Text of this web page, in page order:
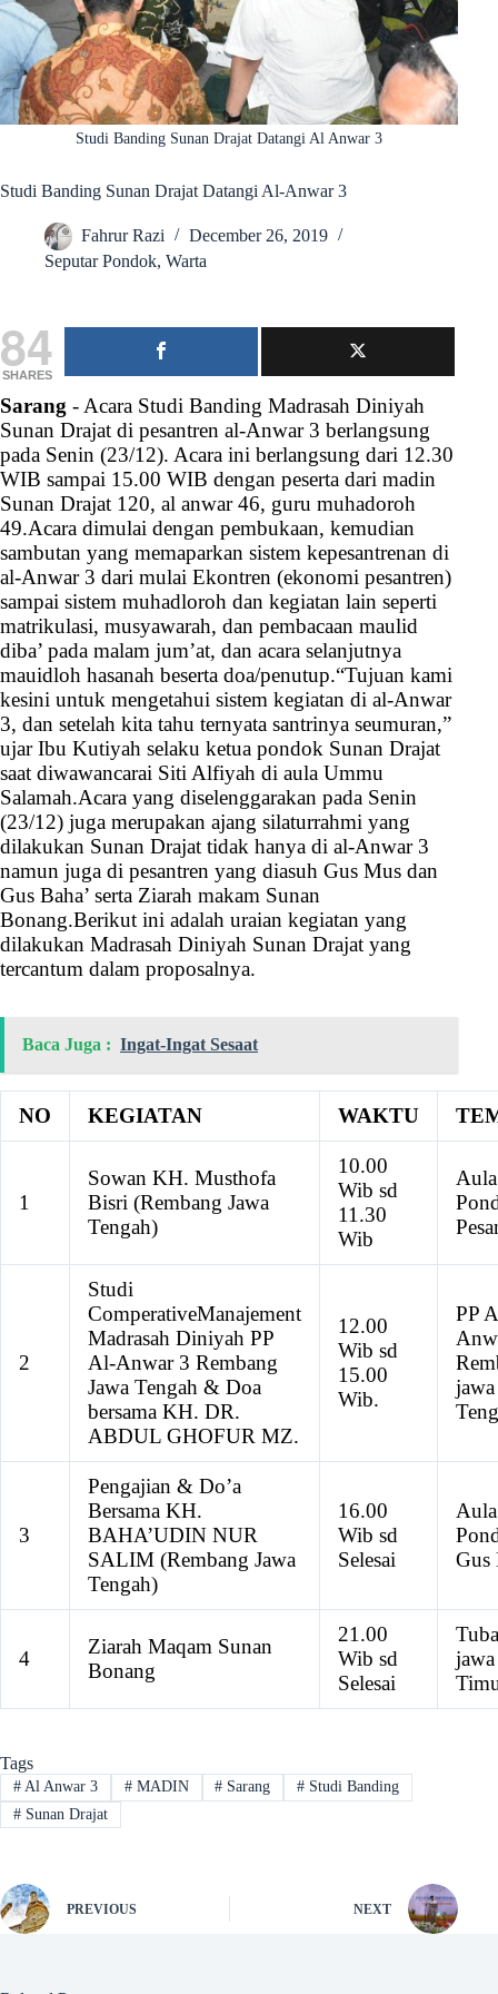
Studi Banding Sunan Drajat Datangi Al Anwar 3
Studi Banding Sunan Drajat Datangi Al-Anwar 3
Fahrur Razi
December 26, 2019
Seputar Pondok, Warta
84
SHARES
Sarang - Acara Studi Banding Madrasah Diniyah
Sunan Drajat di pesantren al-Anwar 3 berlangsung
pada Senin (23/12). Acara ini berlangsung dari 12.30
WIB sampai 15.00 WIB dengan peserta dari madin
Sunan Drajat 120, al anwar 46, guru muhadoroh
49.Acara dimulai dengan pembukaan, kemudian
sambutan yang memaparkan sistem kepesantrenan di
al-Anwar 3 dari mulai Ekontren (ekonomi pesantren)
sampai sistem muhadloroh dan kegiatan lain seperti
matrikulasi, musyawarah, dan pembacaan maulid
diba’ pada malam jum’at, dan acara selanjutnya
mauidloh hasanah beserta doa/penutup.“Tujuan kami
kesini untuk mengetahui sistem kegiatan di al-Anwar
3, dan setelah kita tahu ternyata santrinya seumuran,”
ujar Ibu Kutiyah selaku ketua pondok Sunan Drajat
saat diwawancarai Siti Alfiyah di aula Ummu
Salamah.Acara yang diselenggarakan pada Senin
(23/12) juga merupakan ajang silaturrahmi yang
dilakukan Sunan Drajat tidak hanya di al-Anwar 3
namun juga di pesantren yang diasuh Gus Mus dan
Gus Baha’ serta Ziarah makam Sunan
Bonang.Berikut ini adalah uraian kegiatan yang
dilakukan Madrasah Diniyah Sunan Drajat yang
tercantum dalam proposalnya.
Baca Juga : Ingat-Ingat Sesaat
NO KEGIATAN WAKTU
1
Sowan KH. Musthofa
Bisri (Rembang Jawa
Tengah)
10.00
Wib sd
11.30
Wib
Aula
2
Studi
ComperativeManajement
Madrasah Diniyah PP
Al-Anwar 3 Rembang
Jawa Tengah & Doa
bersama KH. DR.
ABDUL GHOFUR MZ.
12.00
Wib sd
15.00
Wib.
PP
jawa
3
Pengajian & Do’a
Bersama KH.
BAHA’UDIN NUR
SALIM (Rembang Jawa
Tengah)
16.00
Wib sd
Selesai
Aula
Gus
4
Ziarah Maqam Sunan
Bonang
21.00
Wib sd
Selesai
jawa
Tags
#Al Anwar 3 #MADIN # Sarang # Studi Banding
#Sunan Drajat
PREVIOUS NEXT